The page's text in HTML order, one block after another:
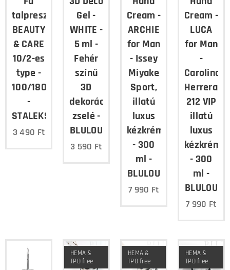
talpreszelő
BEAUTY
& CARE
10/2-es
type -
100/180
-
STALEKS
3 490 Ft
Gel -
WHITE -
5 ml -
Fehér
színű
3D
dekorációs
zselé -
BLULOU
3 590 Ft
Cream -
ARCHIE
for Man
- Issey
Miyake
Sport,
illatú
luxus
kézkrém
- 300
ml -
BLULOU
7 990 Ft
Cream -
LUCA
for Man
-
Carolina
Herrera,
212 VIP
illatú
luxus
kézkrém
- 300
ml -
BLULOU
7 990 Ft
HEMA &
TPO free
HEMA &
TPO free
HEMA &
TPO free